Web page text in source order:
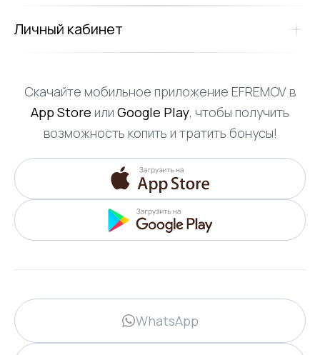
Личный кабинет
Скачайте мобильное приложение EFREMOV в
App Store или Google Play, чтобы получить
возможность копить и тратить бонусы!
WhatsApp